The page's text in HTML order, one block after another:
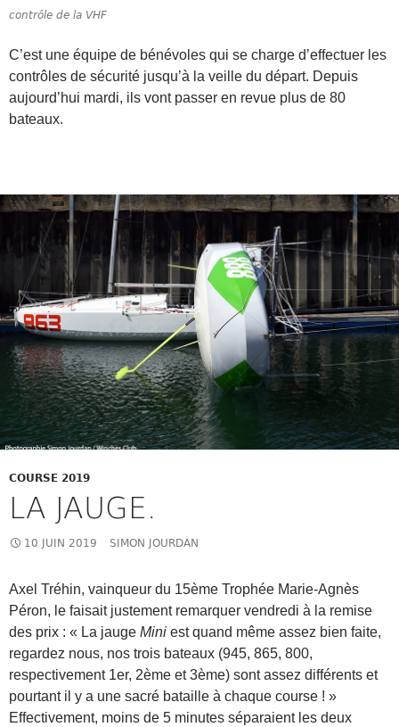
contrôle de la VHF
C’est une équipe de bénévoles qui se charge d’effectuer les
contrôles de sécurité jusqu’à la veille du départ. Depuis
aujourd’hui mardi, ils vont passer en revue plus de 80
bateaux.
COURSE 2019
LA JAUGE.
10 JUIN 2019 SIMON JOURDAN
Axel Tréhin, vainqueur du 15ème Trophée Marie-Agnès
Péron, le faisait justement remarquer vendredi à la remise
des prix : « La jauge Mini est quand même assez bien faite,
regardez nous, nos trois bateaux (945, 865, 800,
respectivement 1er, 2ème et 3ème) sont assez différents et
pourtant il y a une sacré bataille à chaque course ! »
Effectivement, moins de 5 minutes séparaient les deux